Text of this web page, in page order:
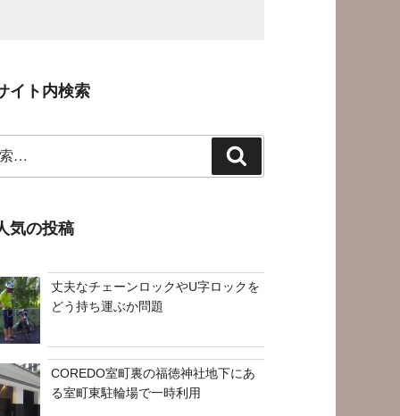
イト内検索
索
気の投稿
丈夫なチェーンロックやU字ロックを
どう持ち運ぶか問題
COREDO室町裏の福徳神社地下にあ
る室町東駐輪場で一時利用